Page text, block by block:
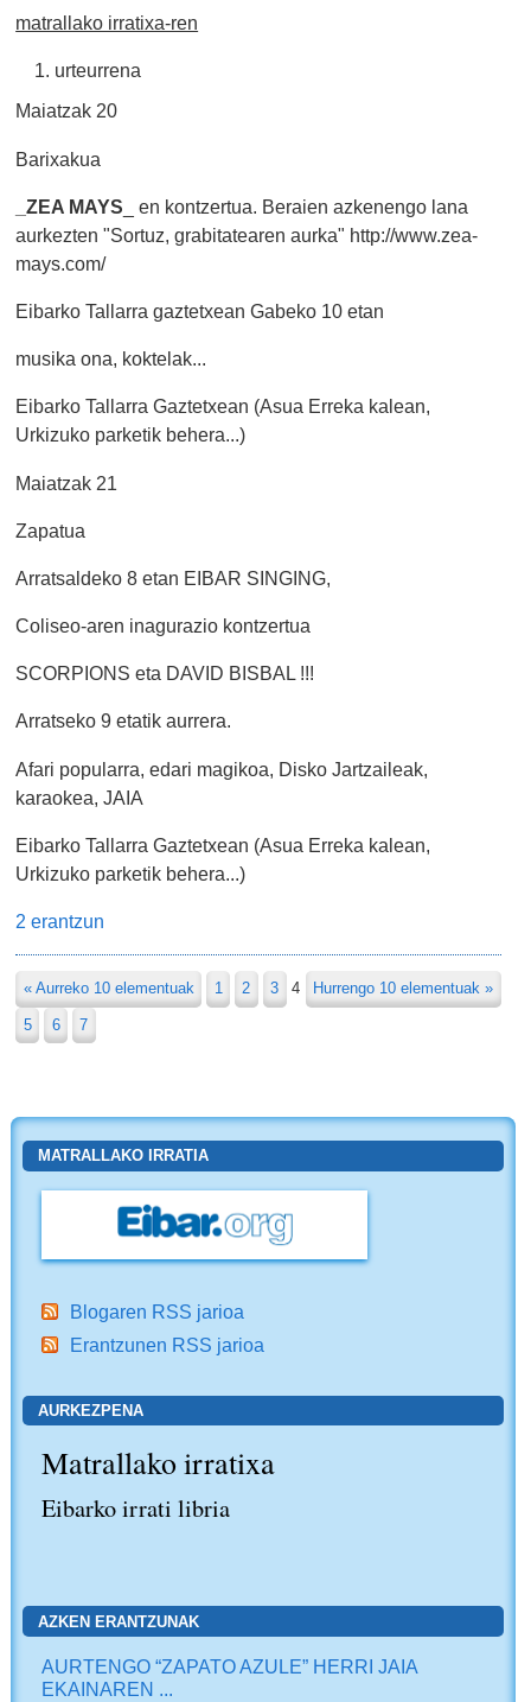
matrallako irratixa-ren
urteurrena
Maiatzak 20
Barixakua
_ZEA MAYS _ en kontzertua. Beraien azkenengo lana
aurkezten "Sortuz, grabitatearen aurka" http://www.zea-
mays.com/
Eibarko Tallarra gaztetxean Gabeko 10 etan
musika ona, koktelak...
Eibarko Tallarra Gaztetxean (Asua Erreka kalean,
Urkizuko parketik behera...)
Maiatzak 21
Zapatua
Arratsaldeko 8 etan EIBAR SINGING,
Coliseo-aren inagurazio kontzertua
SCORPIONS eta DAVID BISBAL !!!
Arratseko 9 etatik aurrera.
Afari popularra, edari magikoa, Disko Jartzaileak,
karaokea, JAIA
Eibarko Tallarra Gaztetxean (Asua Erreka kalean,
Urkizuko parketik behera...)
2 erantzun
« Aurreko 10 elementuak Hurrengo 10 elementuak »
1 2 3 4
5 6 7
MATRALLAKO IRRATIA
Blogaren RSS jarioa
Erantzunen RSS jarioa
AURKEZPENA
Matrallako irratixa
Eibarko irrati libria
AZKEN ERANTZUNAK
AURTENGO “ZAPATO AZULE” HERRI JAIA
EKAINAREN ...